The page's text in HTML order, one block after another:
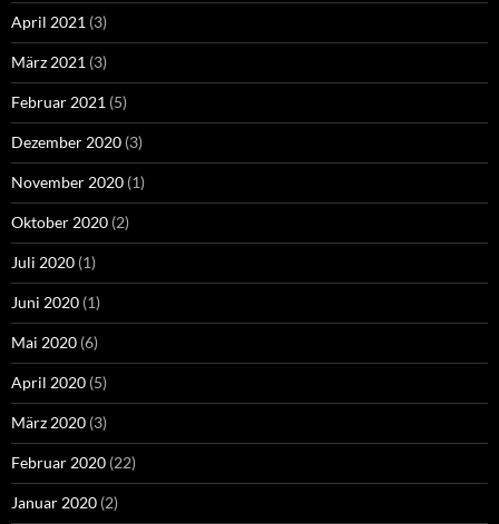
April 2021 (3)
März 2021 (3)
Februar 2021 (5)
Dezember 2020 (3)
November 2020 (1)
Oktober 2020 (2)
Juli 2020 (1)
Juni 2020 (1)
Mai 2020 (6)
April 2020 (5)
März 2020 (3)
Februar 2020 (22)
Januar 2020 (2)